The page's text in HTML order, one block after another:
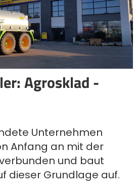
Agrosklad -
Unternehmen
Anfang an mit der
und baut
dieser Grundlage auf.